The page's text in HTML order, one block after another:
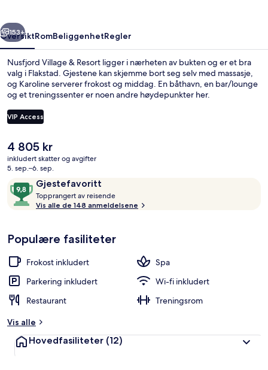
Neste
153+
OversiktRomBeliggenhetRegler
Nusfjord Village & Resort ligger i nærheten av bukten og er et bra
valg i Flakstad. Gjestene kan skjemme bort seg selv med massasje,
og Karoline serverer frokost og middag. En båthavn, en bar/lounge
og et treningssenter er noen andre høydepunkter her.
VIP Access
Den
nåværende
prisen
4 805 kr
4 805 kr
inkludert skatter og avgifter
5. sep.–6. sep.
AnmeldelserGjestefavoritt
9,8
av
10,
Topprangert av reisende
o
v
Vis alle de 148 anmeldelsene
Populære fasiliteter
Frokost inkludert
Spa
Parkering inkludert
Wi-fi inkludert
Restaurant
Treningsrom
Vis alle
Hovedfasiliteter (12)